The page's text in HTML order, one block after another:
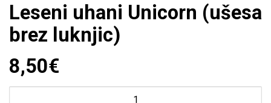
Leseni uhani Unicorn (ušesa
brez luknjic)
8,50€